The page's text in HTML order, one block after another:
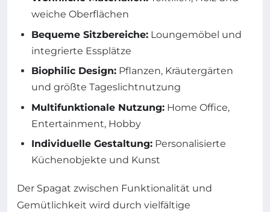
weiche Oberflächen
Bequeme Sitzbereiche: Loungemöbel und
integrierte Essplätze
Biophilic Design: Pflanzen, Kräutergärten
und größte Tageslichtnutzung
Multifunktionale Nutzung: Home Office,
Entertainment, Hobby
Individuelle Gestaltung: Personalisierte
Küchenobjekte und Kunst
Der Spagat zwischen Funktionalität und
Gemütlichkeit wird durch vielfältige